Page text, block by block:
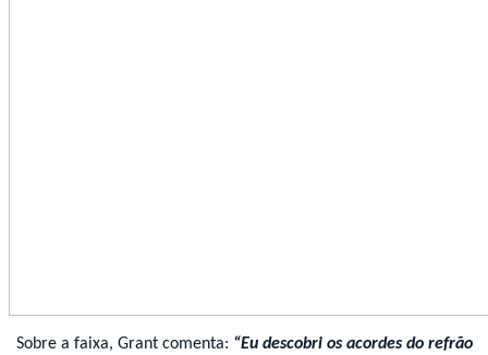
Sobre a faixa, Grant comenta: “Eu descobri os acordes do refrão